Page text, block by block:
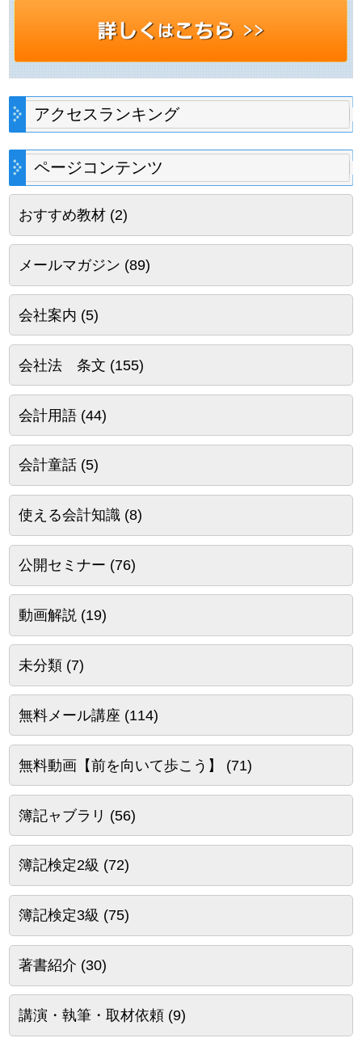
アクセスランキング
ページコンテンツ
おすすめ教材(2)
メールマガジン (89)
会社案内 (5)
会社法 条文 (155)
会計用語(44)
会計童話(5)
使える会計知識(8)
公開セミナー (76)
動画解説(19)
未分類(7)
無料メール講座 (114)
無料動画【前を向いて歩こう】 (71)
簿記ャブラリ (56)
簿記検定2級 (72)
簿記検定3級 (75)
著書紹介 (30)
講演・執筆・取材依頼(9)